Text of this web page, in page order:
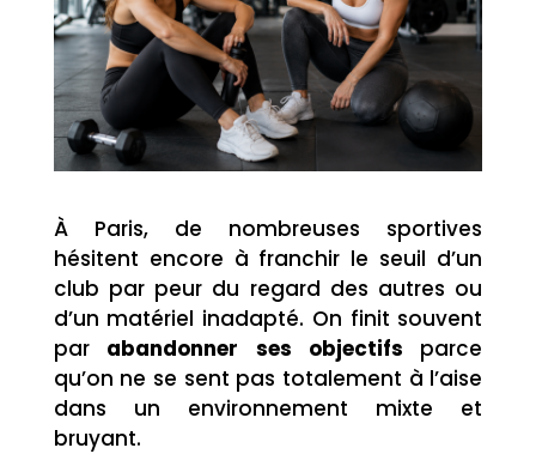
À Paris, de nombreuses sportives
hésitent encore à franchir le seuil d’un
club par peur du regard des autres ou
d’un matériel inadapté. On finit souvent
par abandonner ses objectifs parce
qu’on ne se sent pas totalement à l’aise
dans un environnement mixte et
bruyant.